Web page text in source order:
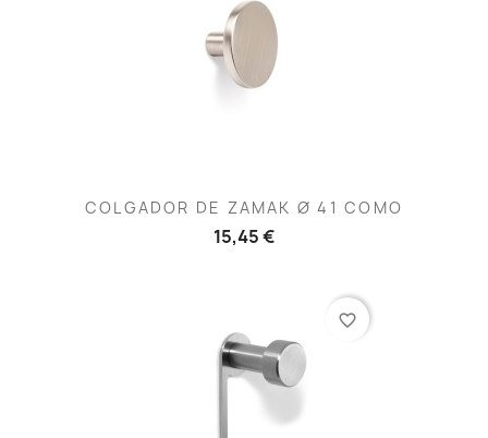
COLGADOR DE ZAMAK Ø 41 COMO
15,45 €
favorite_border